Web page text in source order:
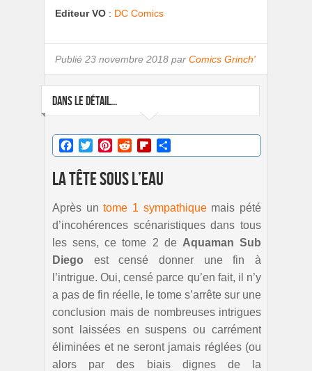
Editeur VO : DC Comics
Publié 23 novembre 2018 par Comics Grinch'
DANS LE DÉTAIL...
Facebook
TwitterPinterestRedditFlipboard
La tête sous l’eau
Après un tome 1 sympathiquemais pété
d’incohérences scénaristiques dans tous
les sens, ce tome 2 de Aquaman Sub
Diego est censé donner une fin à
l’intrigue. Oui, censé parce qu’en fait, il n’y
a pas de fin réelle, le tome s’arrête sur une
conclusion mais de nombreuses intrigues
sont laissées en suspens ou carrément
éliminées et ne seront jamais réglées (ou
alors par des biais dignes de la